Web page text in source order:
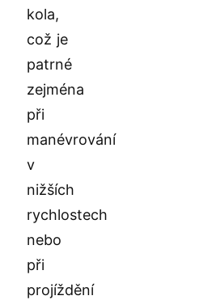
kola,
což je
patrné
zejména
při
manévrování
v
nižších
rychlostech
nebo
při
projíždění